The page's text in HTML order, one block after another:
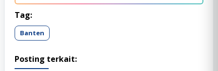
Tag:
Banten
Posting terkait: